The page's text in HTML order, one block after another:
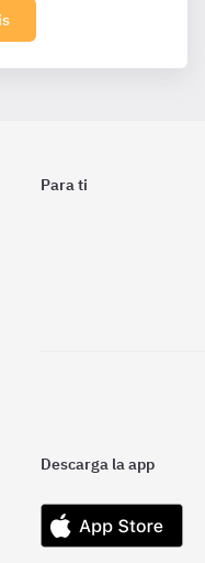
Para ti
Descarga la app